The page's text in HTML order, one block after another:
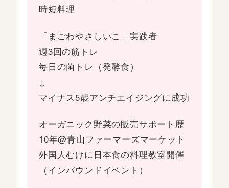
時短料理
「まごわやさしいこ」実践者
週3回の筋トレ
毎日の菌トレ（発酵食）
↓
マイナス5歳アンチエイジングに成功
オーガニック野菜の販売サポート歴
10年@青山ファーマーズマーケット
外国人むけに日本食の料理教室開催
（インバウンドイベント）